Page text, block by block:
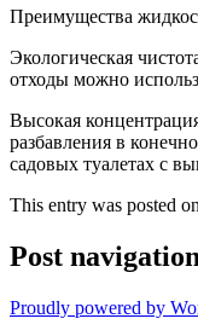
Преимущества
Экологическая
отходы можно
Высокая
разбавления в
садовых туалетах с
This entry was posted
Post navigation
Proudly powered by